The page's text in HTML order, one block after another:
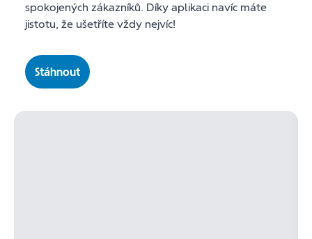
spokojených zákazníků. Díky aplikaci navíc máte
jistotu, že ušetříte vždy nejvíc!
Stáhnout